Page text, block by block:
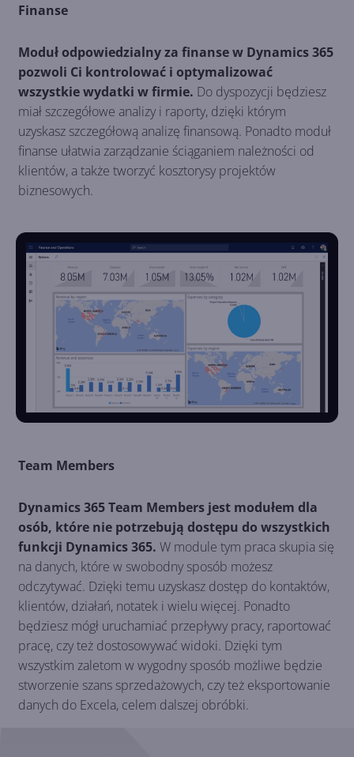
Finanse
Moduł odpowiedzialny za finanse w Dynamics 365
pozwoli Ci kontrolować i optymalizować
wszystkie wydatki w firmie. Do dyspozycji będziesz
miał szczegółowe analizy i raporty, dzięki którym
uzyskasz szczegółową analizę finansową. Ponadto moduł
finanse ułatwia zarządzanie ściąganiem należności od
klientów, a także tworzyć kosztorysy projektów
biznesowych.
Team Members
Dynamics 365 Team Members jest modułem dla
osób, które nie potrzebują dostępu do wszystkich
funkcji Dynamics 365. W module tym praca skupia się
na danych, które w swobodny sposób możesz
odczytywać. Dzięki temu uzyskasz dostęp do kontaktów,
klientów, działań, notatek i wielu więcej. Ponadto
będziesz mógł uruchamiać przepływy pracy, raportować
pracę, czy też dostosowywać widoki. Dzięki tym
wszystkim zaletom w wygodny sposób możliwe będzie
stworzenie szans sprzedażowych, czy też eksportowanie
danych do Excela, celem dalszej obróbki.